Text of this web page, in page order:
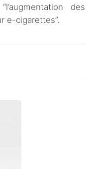
des
e-cigarettes”.